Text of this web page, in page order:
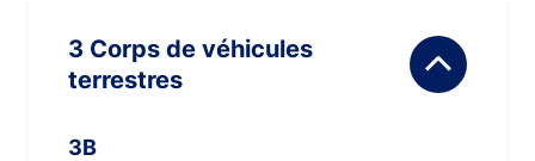
3 Corps de véhicules
terrestres
3B